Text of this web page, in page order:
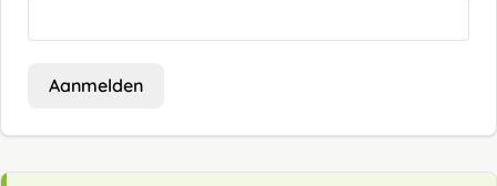
Aanmelden